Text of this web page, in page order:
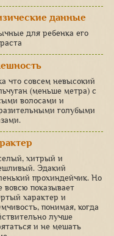
данные
для ребенка его
что совсем невысокий
(меньше метра) с
волосами и
голубыми
хитрый и
Эдакий
прохиндейчик. Но
вовсю показывает
характер и
понимая, когда
лучше
и не мешать